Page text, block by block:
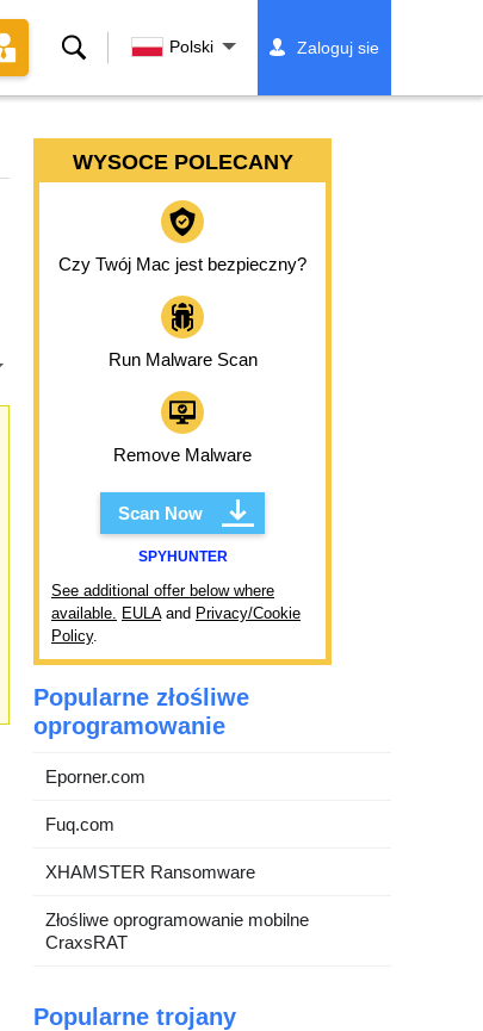
Szukaj Polski Zaloguj sie
WYSOCE POLECANY
Czy Twój Mac jest bezpieczny?
Run Malware Scan
Remove Malware
Scan Now
SPYHUNTER
See additional offer below where
available. EULAand Privacy/Cookie
Policy.
Popularne złośliwe
oprogramowanie
Eporner.com
Fuq.com
XHAMSTER Ransomware
Złośliwe oprogramowanie mobilne
CraxsRAT
Popularne trojany